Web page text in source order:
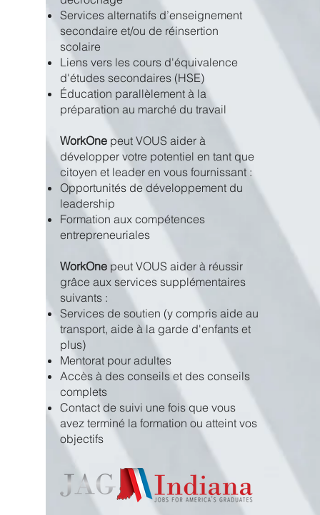
Services alternatifs d’enseignement
secondaire et/ou de réinsertion
scolaire
Liens vers les cours d'équivalence
d'études secondaires (HSE)
Éducation parallèlement à la
préparation au marché du travail
WorkOne peut VOUS aider à
développer votre potentiel en tant que
citoyen et leader en vous fournissant :
Opportunités de développement du
leadership
Formation aux compétences
entrepreneuriales
WorkOne peut VOUS aider à réussir
grâce aux services supplémentaires
suivants :
Services de soutien (y compris aide au
transport, aide à la garde d'enfants et
plus)
Mentorat pour adultes
Accès à des conseils et des conseils
complets
Contact de suivi une fois que vous
avez terminé la formation ou atteint vos
objectifs